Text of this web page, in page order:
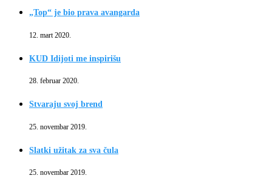
„Top“ je bio prava avangarda
12. mart 2020.
KUD Idijoti me inspirišu
28. februar 2020.
Stvaraju svoj brend
25. novembar 2019.
Slatki užitak za sva čula
25. novembar 2019.